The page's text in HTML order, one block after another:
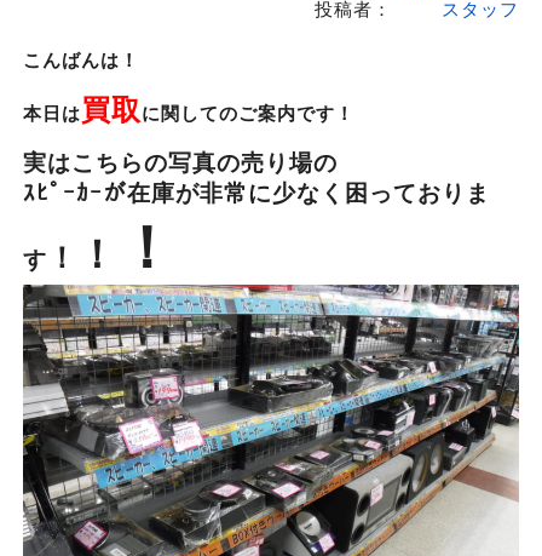
投稿者：
スタッフ
こんばんは！
本日は買取に関してのご案内です！
実はこちらの写真の売り場の
ｽﾋﾟｰｶｰが在庫が非常に少なく困っておりま
す ！ ！ ！